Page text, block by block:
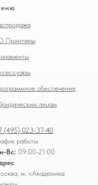
Принтеры
обеспечение
лицам
(495) 023-37-40
работы:
Вс: 09:00-21:00
м. «Академика